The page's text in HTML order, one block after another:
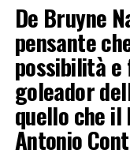
De Bruyne
pensante
possibilità
goleador
quello che
Antonio